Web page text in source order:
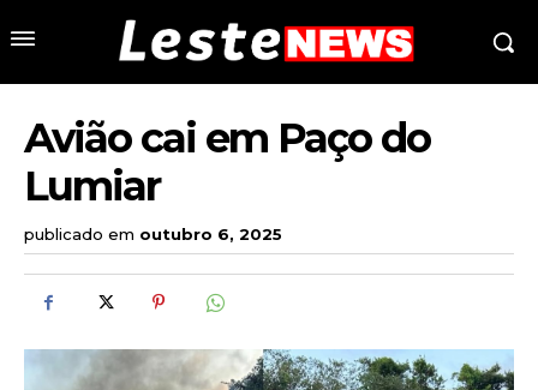
Avião cai em Paço do
Lumiar
publicado em outubro 6, 2025